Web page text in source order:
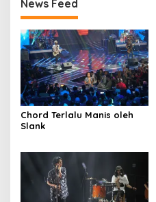
News Feed
Chord Terlalu Manis oleh
Slank